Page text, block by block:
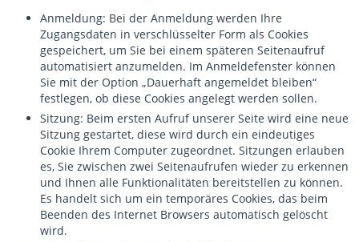
Anmeldung: Bei der Anmeldung werden Ihre
Zugangsdaten in verschlüsselter Form als Cookies
gespeichert, um Sie bei einem späteren Seitenaufruf
automatisiert anzumelden. Im Anmeldefenster können
Sie mit der Option „Dauerhaft angemeldet bleiben“
festlegen, ob diese Cookies angelegt werden sollen.
Sitzung: Beim ersten Aufruf unserer Seite wird eine neue
Sitzung gestartet, diese wird durch ein eindeutiges
Cookie Ihrem Computer zugeordnet. Sitzungen erlauben
es, Sie zwischen zwei Seitenaufrufen wieder zu erkennen
und Ihnen alle Funktionalitäten bereitstellen zu können.
Es handelt sich um ein temporäres Cookies, das beim
Beenden des Internet Browsers automatisch gelöscht
wird.